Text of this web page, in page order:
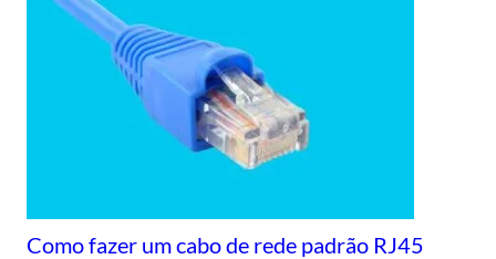
Como fazer um cabo de rede padrão RJ45